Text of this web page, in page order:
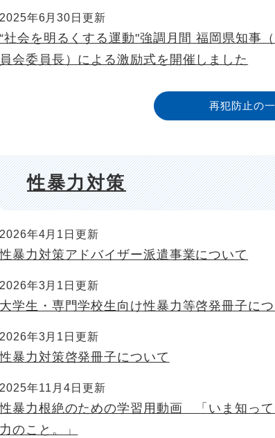
2025年6月30日更新
“社会を明るくする運動"強調月間 福岡県知事
員会委員長）による激励式を開催しました
再犯防止の
性暴力対策
2026年4月1日更新
性暴力対策アドバイザー派遣事業について
2026年3月1日更新
大学生・専門学校生向け性暴力等啓発冊子に
2026年3月1日更新
性暴力対策啓発冊子について
2025年11月4日更新
性暴力根絶のための学習用動画 「いま知って
力のこと。」